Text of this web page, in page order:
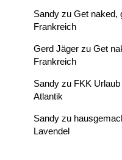
Sandy zu Get naked,
Frankreich
Gerd Jäger zu Get
Frankreich
Sandy zu FKK
Atlantik
Sandy zu
Lavendel